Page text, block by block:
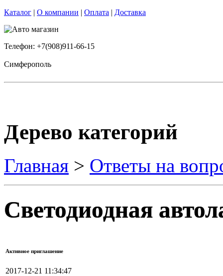
Каталог | О компании | Оплата | Доставка
Телефон: +7(908)911-66-15
Симферополь
Дерево категорий
Главная > Ответы на
Светодиодная
Активное приглашение
2017-12-21 11:34:47